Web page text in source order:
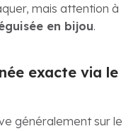
mais attention à
en bijou.
exacte via le
généralement sur le